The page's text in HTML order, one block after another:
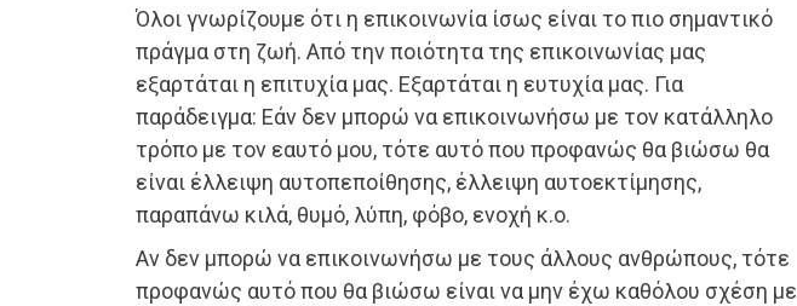
Όλοι γνωρίζουμε ότι η επικοινωνία ίσως είναι το πιο σημαντικό
πράγμα στη ζωή. Από την ποιότητα της επικοινωνίας μας
εξαρτάται η επιτυχία μας. Εξαρτάται η ευτυχία μας. Για
παράδειγμα: Εάν δεν μπορώ να επικοινωνήσω με τον κατάλληλο
τρόπο με τον εαυτό μου, τότε αυτό που προφανώς θα βιώσω θα
είναι έλλειψη αυτοπεποίθησης, έλλειψη αυτοεκτίμησης,
παραπάνω κιλά, θυμό, λύπη, φόβο, ενοχή κ.ο.
Αν δεν μπορώ να επικοινωνήσω με τους άλλους ανθρώπους, τότε
προφανώς αυτό που θα βιώσω είναι να μην έχω καθόλου σχέση με